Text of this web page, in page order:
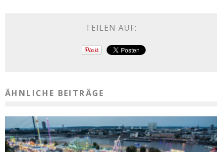
TEILEN AUF:
ÄHNLICHE BEITRÄGE